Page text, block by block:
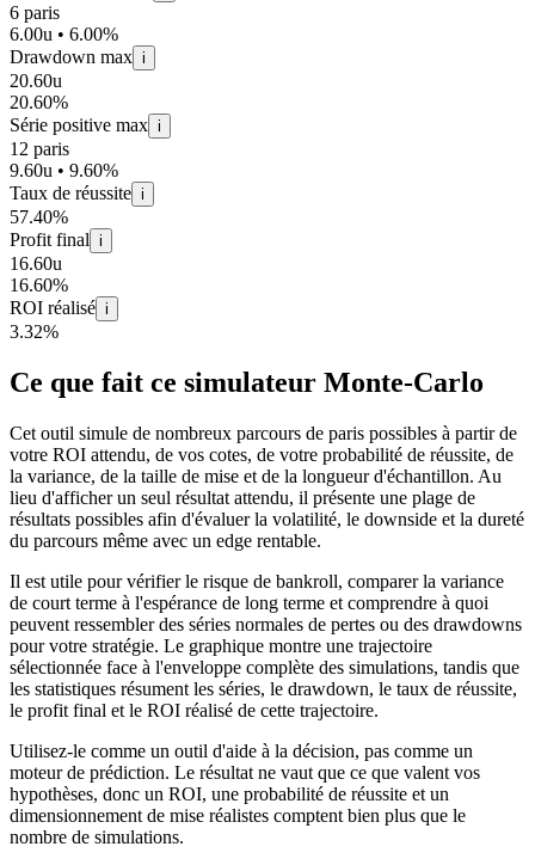
6 paris
6.00u • 6.00%
Drawdown max i
20.60u
20.60%
Série positive max i
12 paris
9.60u • 9.60%
Taux de réussite i
57.40%
Profit final i
16.60u
16.60%
ROI réalisé i
3.32%
Ce que fait ce simulateur Monte-Carlo
Cet outil simule de nombreux parcours de paris possibles à partir de
votre ROI attendu, de vos cotes, de votre probabilité de réussite, de
la variance, de la taille de mise et de la longueur d'échantillon. Au
lieu d'afficher un seul résultat attendu, il présente une plage de
résultats possibles afin d'évaluer la volatilité, le downside et la dureté
du parcours même avec un edge rentable.
Il est utile pour vérifier le risque de bankroll, comparer la variance
de court terme à l'espérance de long terme et comprendre à quoi
peuvent ressembler des séries normales de pertes ou des drawdowns
pour votre stratégie. Le graphique montre une trajectoire
sélectionnée face à l'enveloppe complète des simulations, tandis que
les statistiques résument les séries, le drawdown, le taux de réussite,
le profit final et le ROI réalisé de cette trajectoire.
Utilisez-le comme un outil d'aide à la décision, pas comme un
moteur de prédiction. Le résultat ne vaut que ce que valent vos
hypothèses, donc un ROI, une probabilité de réussite et un
dimensionnement de mise réalistes comptent bien plus que le
nombre de simulations.